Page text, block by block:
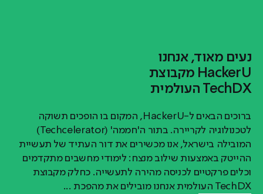
נעים מאוד, אנחנו
HackerU מקבוצת
TechDX העולמית
ברוכים הבאים ל-HackerU, המקום בו הופכים תשוקה
לטכנולוגיה לקריירה. בתור ה'חממה' (Techcelerator)
המובילה בישראל, אנו מכשירים את דור העתיד של תעשיית
ההייטק באמצעות שילוב מנצח: לימודי מחשבים מתקדמים
וכלים פרקטיים לכניסה מהירה לתעשייה. כחלק מקבוצת
TechDX העולמית אנחנו מובילים את מהפכת ...